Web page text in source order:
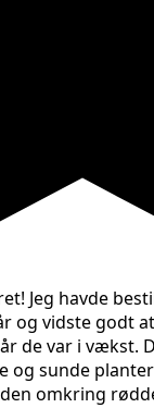
Jeg havde
og vidste godt
de var i vækst.
og sunde
omkring